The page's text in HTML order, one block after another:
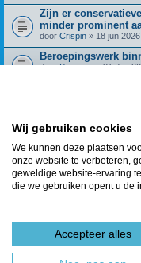
Wij gebruiken cookies
We kunnen deze plaatsen
onze website te verbeteren,
geweldige website-ervaring
die we gebruiken opent u de
Accepteer alles
Zijn er
minder prominent
door Crispin » 18 jun
Beroepingswerk
doorSpreeuw» 31 dec
Klimmers/hikers
Berichten van
Forumoverzicht